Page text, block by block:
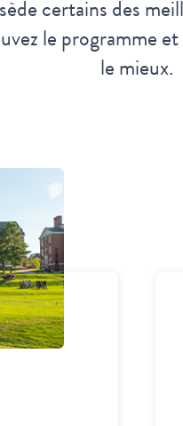
certains des
le programme
le mieux.